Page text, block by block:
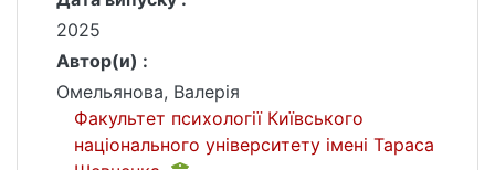
2025
Автор(и) :
Омельянова, Валерія
Факультет психології Київського
національного університету імені Тараса